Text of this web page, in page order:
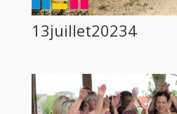
13juillet20234